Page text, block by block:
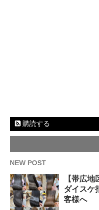
購読する
NEW POST
【帯広
ダイスケ
客様へ